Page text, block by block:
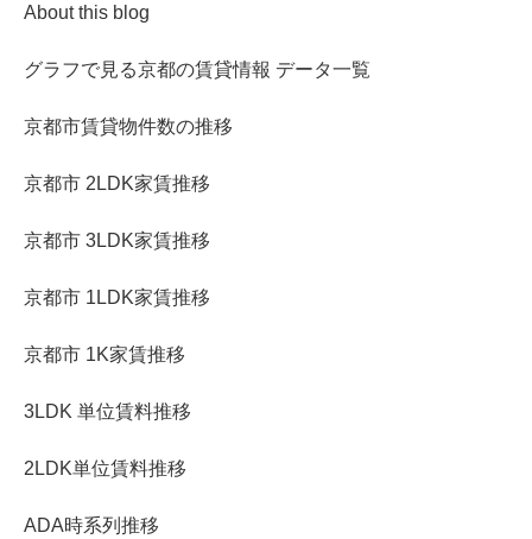
About this blog
グラフで見る京都の賃貸情報 データ一覧
京都市賃貸物件数の推移
京都市 2LDK家賃推移
京都市 3LDK家賃推移
京都市 1LDK家賃推移
京都市 1K家賃推移
3LDK 単位賃料推移
2LDK単位賃料推移
ADA時系列推移